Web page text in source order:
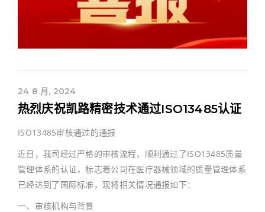
24 8 月, 2024
热烈庆祝凯路精密技术通过ISO13485认证
ISO13485审核通过的通报
近日，我司经过严格的审核流程，顺利通过了ISO13485质量
管理体系的认证，标志着公司在医疗器械领域的质量管理体系
已经达到了国际标准，现将相关情况通报如下：
一、审核机构与背景